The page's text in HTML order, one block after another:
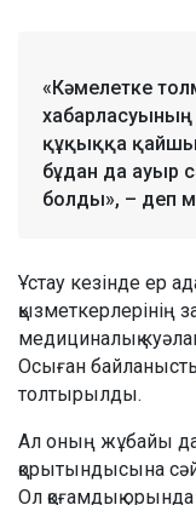
«Кәмелетке
құқыққа қайшы
бұдан да ауыр
болды», – деп
Ұстау кезінде ер
қызметкерлерінің
медициналық
Осыған
толтырылды.
Ал оның жұбайы
қорытындысына
Ол қоғамдық